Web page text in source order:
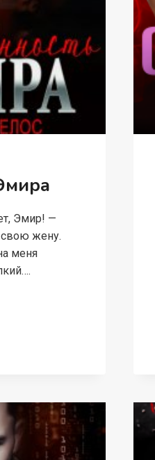
Эмир! —
жену.
меня